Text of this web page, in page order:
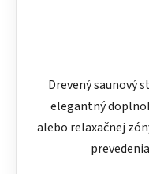
Drevený saunový
elegantný
alebo relaxačnej